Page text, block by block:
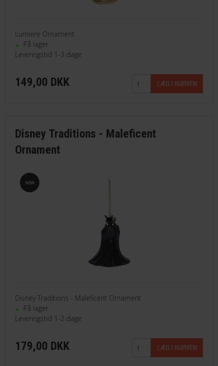
Lumiere Ornament
På lager
Leveringstid 1-3 dage
149,00 DKK
Disney Traditions - Maleficent
Ornament
Disney Traditions - Maleficent Ornament
På lager
Leveringstid 1-2 dage
179,00 DKK